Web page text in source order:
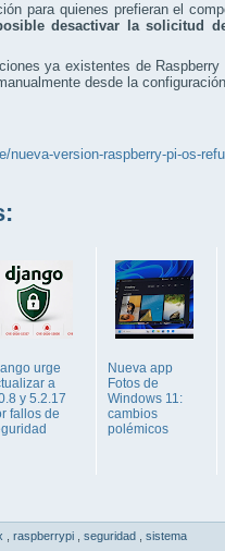
para quienes prefieran el
desactivar la solicitud
ya existentes de
desde la
version-raspberry-pi-os-
urge
a
y 5.2.17
fallos de
Nueva app
Fotos de
Windows 11:
cambios
polémicos
raspberrypi seguridad sistema